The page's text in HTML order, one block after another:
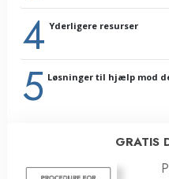
4 Yderligere resurser
5 Løsninger til hjælp mod
GRATIS